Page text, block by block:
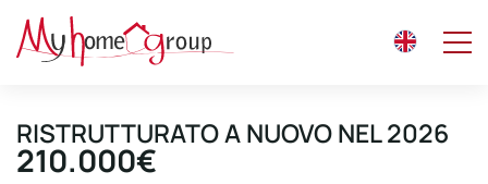
RISTRUTTURATO A NUOVO NEL 2026
210.000€